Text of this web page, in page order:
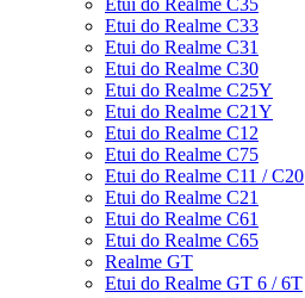
Etui do Realme C35
Etui do Realme C33
Etui do Realme C31
Etui do Realme C30
Etui do Realme C25Y
Etui do Realme C21Y
Etui do Realme C12
Etui do Realme C75
Etui do Realme C11 / C20
Etui do Realme C21
Etui do Realme C61
Etui do Realme C65
Realme GT
Etui do Realme GT 6 / 6T